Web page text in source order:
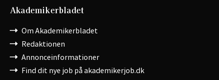
Akademikerbladet
Om Akademikerbladet
Redaktionen
Annonceinformationer
Find dit nye job på akademikerjob.dk